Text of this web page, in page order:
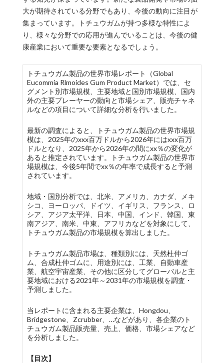
大が期待されている分野でもあり、今後の動向に注目が
集まっています。トチュウガムが持つ多様な特性によ
り、様々な分野での応用が進んでいることは、今後の健
康産業において重要な要素となるでしょう。
トチュウガム製品の世界市場レポート（Global
Eucommia Rlmoides Gum Product Market）では、セ
グメント別市場規模、主要地域と国別市場規模、国内
外の主要プレーヤーの動向と市場シェア、販売チャネ
ルなどの項目について詳細な分析を行いました。
最新の調査によると、トチュウガム製品の世界市場規
模は、2025年のxxx百万ドルから2026年にはxxx百万
ドルとなり、2025年から2026年の間にxx％の変化が
あると推定されています。トチュウガム製品の世界市
場規模は、今後5年間でxx％の年率で成長すると予測
されています。
地域・国別分析では、北米、アメリカ、カナダ、メキ
シコ、ヨーロッパ、ドイツ、イギリス、フランス、ロ
シア、アジア太平洋、日本、中国、インド、韓国、東
南アジア、南米、中東、アフリカなどを対象にして、
トチュウガム製品の市場規模を算出しました。
トチュウガム製品市場は、種類別には、天然杜仲ゴ
ム、合成杜仲ゴムに、用途別には、工業、自動車産
業、航空宇宙産業、その他に区分してグローバルと主
要地域における2021年～2031年の市場規模を調査・
予測しました。
当レポートに含まれる主要企業は、Hongdou、
Bridgestone、Zcrubber、…などがあり、各企業のト
チュウガム製品販売量、売上、価格、市場シェアなど
を分析しました。
【目次】